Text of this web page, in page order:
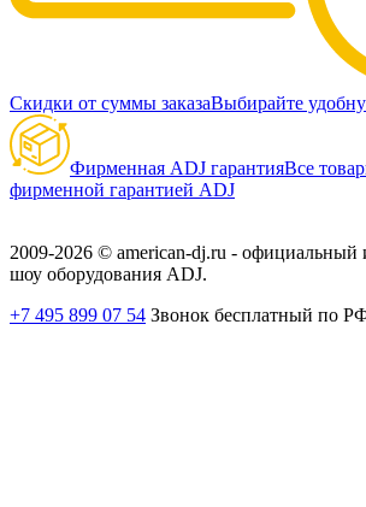
Скидки от суммы заказаВыбирайте
Фирменная ADJ гарантияВсе
фирменной гарантией ADJ
2009-2026 © american-dj.ru - официальный
шоу оборудования ADJ.
+7 495 899 07 54 Звонок бесплатный по